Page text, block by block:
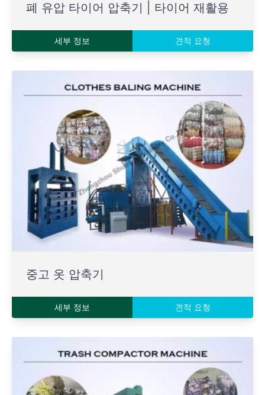
폐 유압 타이어 압축기 | 타이어 재활용
세부 정보 견적 요청
중고 옷 압축기
세부 정보 견적 요청